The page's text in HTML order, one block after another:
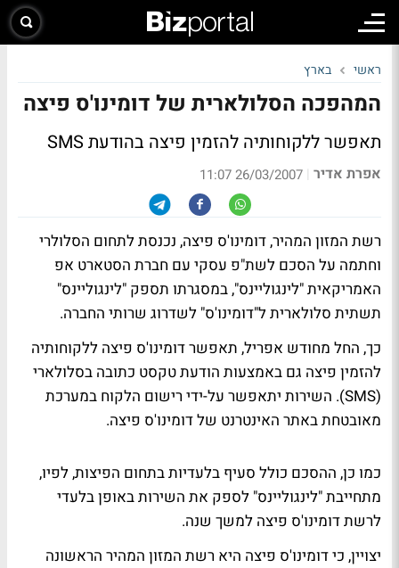
ראשי בארץ
המהפכה הסלולארית של דומינו'ס פיצה
תאפשר ללקוחותיה להזמין פיצה בהודעת SMS
אפרת אדיר |
26/03/2007 11:07
רשת המזון המהיר, דומינו'ס פיצה, נכנסת לתחום הסלולרי
וחתמה על הסכם לשת"פ עסקי עם חברת הסטארט אפ
האמריקאית "לינגוליינס", במסגרתו תספק "לינגוליינס"
תשתית סלולארית ל"דומינו'ס" לשדרוג שרותי החברה.
כך, החל מחודש אפריל, תאפשר דומינו'ס פיצה ללקוחותיה
להזמין פיצה גם באמצעות הודעת טקסט כתובה בסלולארי
(SMS). השירות יתאפשר על-ידי רישום הלקוח במערכת
מאובטחת באתר האינטרנט של דומינו'ס פיצה.
כמו כן, ההסכם כולל סעיף בלעדיות בתחום הפיצות, לפיו,
מתחייבת "לינגוליינס" לספק את השירות באופן בלעדי
לרשת דומינו'ס פיצה למשך שנה.
יצויין, כי דומינו'ס פיצה היא רשת המזון המהיר הראשונה